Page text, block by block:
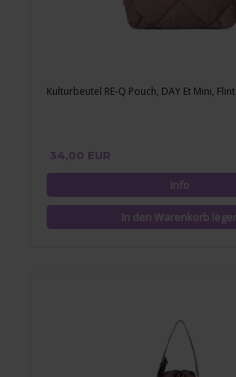
Kulturbeutel RE-Q Pouch, DAY Et Mini, Flint
34,00 EUR